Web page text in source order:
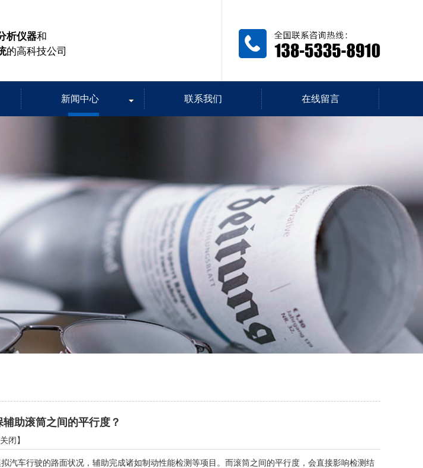
析仪器和
的高科技公司
新闻中心 联系我们 在线留言
助滚筒之间的平行度？
关闭】
车行驶的路面状况，辅助完成诸如制动性能检测等项目。而滚筒之间的平行度，会直接影响检测结